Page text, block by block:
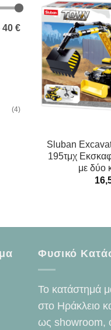
40 €
(4)
Sluban
195τμχ
με δύο
Φυσικό
Το κατάστημά
στο Ηράκλειο
ως showroom,